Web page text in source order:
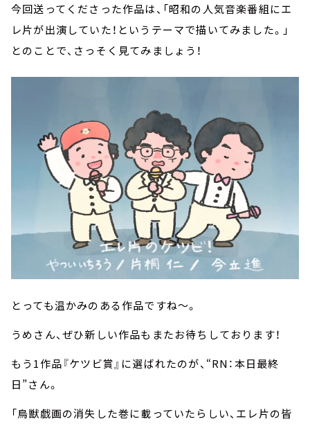
今回送ってくださった作品は、「昭和の人気音楽番組にエ
レ片が出演していた！というテーマで描いてみました。」
とのことで、さっそく見てみましょう！
とっても温かみのある作品ですね～。
うめさん、ぜひ新しい作品もまたお待ちしております！
もう1作品『ケツビ賞』に選ばれたのが、“RN：本日最終
日”さん。
「鳥獣戯画の消失した巻に載っていたらしい、エレ片の皆